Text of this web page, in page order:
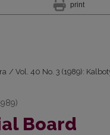
print
/ Vol. 40 No. 3 (1989):
Board